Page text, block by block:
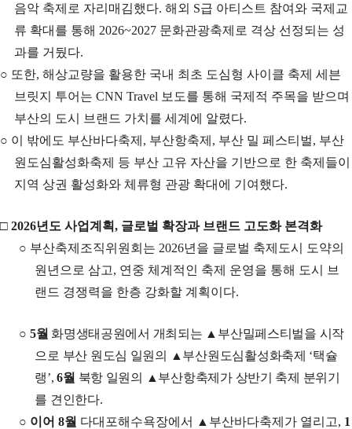
음악 축제로 자리매김했다. 해외 S급 아티스트 참여와 국제교
류 확대를 통해 2026~2027 문화관광축제로 격상 선정되는 성
과를 거뒀다.
○ 또한, 해상교량을 활용한 국내 최초 도심형 사이클 축제 세븐
브릿지 투어는 CNN Travel 보도를 통해 국제적 주목을 받으며
부산의 도시 브랜드 가치를 세계에 알렸다.
○ 이 밖에도 부산바다축제 , 부산항축제 , 부산 밀 페스티벌, 부산
원도심활성화축제 등 부산 고유 자산을 기반으로 한 축제들이
지역 상권 활성화와 체류형 관광 확대에 기여했다.
□ 2026년도 사업계획, 글로벌 확장과 브랜드 고도화 본격화
○ 부산축제조직위원회는 2026년을 글로벌 축제도시 도약의
원년으로 삼고, 연중 체계적인 축제 운영을 통해 도시 브
랜드 경쟁력을 한층 강화할 계획이다.
○ 5월 화명생태공원에서 개최되는 ▲ 부산밀페스티벌을 시작
으로 부산 원도심 일원의
▲ 부산원도심활성화축제 ‘택슐
랭’,6월 북항 일원의 ▲ 부산항축제가 상반기 축제 분위기
를 견인한다.
○ 이어8월 다대포해수욕장에서 ▲ 부산바다축제가 열리고, 1